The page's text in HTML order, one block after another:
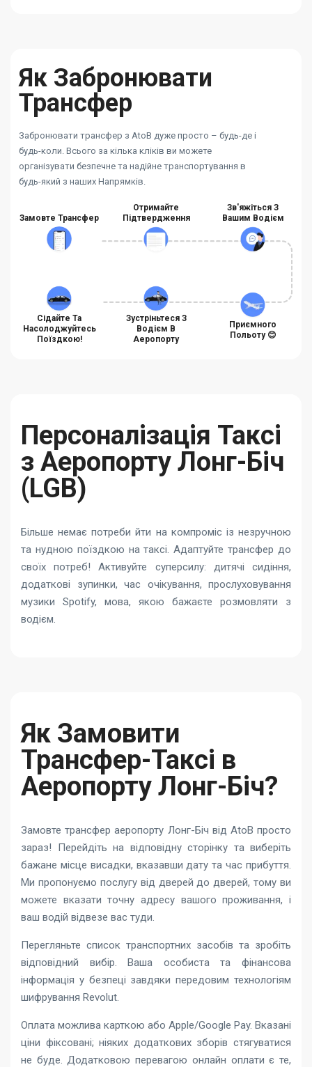
Як Забронювати
Трансфер
Забронювати трансфер з AtoB дуже просто – будь-де і
будь-коли. Всього за кілька кліків ви можете
організувати безпечне та надійне транспортування в
будь-який з наших Напрямків.
Замовте Трансфер
Отримайте
Підтвердження
Зв'яжіться З
Вашим Водієм
Сідайте Та
Насолоджуйтесь
Поїздкою!
Зустріньтеся З
Водієм В
Аеропорту
Приємного
Польоту 😊
Персоналізація Таксі
з Аеропорту Лонг-Біч
(LGB)
Більше немає потреби йти на компроміс із незручною
та нудною поїздкою на таксі. Адаптуйте трансфер до
своїх потреб! Активуйте суперсилу: дитячі сидіння,
додаткові зупинки, час очікування, прослуховування
музики Spotify, мова, якою бажаєте розмовляти з
водієм.
Як Замовити
Трансфер-Таксі в
Аеропорту Лонг-Біч?
Замовте трансфер аеропорту Лонг-Біч від AtoB просто
зараз! Перейдіть на відповідну сторінку та виберіть
бажане місце висадки, вказавши дату та час прибуття.
Ми пропонуємо послугу від дверей до дверей, тому ви
можете вказати точну адресу вашого проживання, і
ваш водій відвезе вас туди.
Перегляньте список транспортних засобів та зробіть
відповідний вибір. Ваша особиста та фінансова
інформація у безпеці завдяки передовим технологіям
шифрування Revolut.
Оплата можлива карткою або Apple/Google Pay. Вказані
ціни фіксовані; ніяких додаткових зборів стягуватися
не буде. Додатковою перевагою онлайн оплати є те,